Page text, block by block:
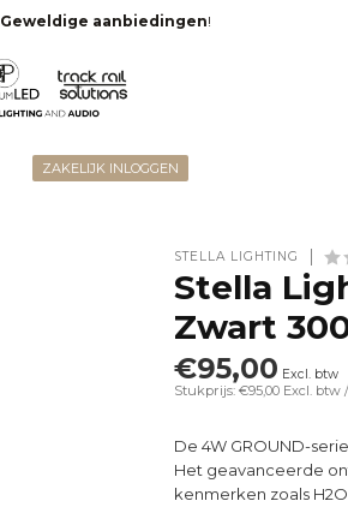
Geweldige aanbiedingen!
ZAKELIJK INLOGGEN
STELLA LIGHTING
Stella
Zwart
€95,00 Excl. btw
Stukprijs: €95,00 Excl. btw
De 4W GROUND-
Het geavanceerde
kenmerken zoals